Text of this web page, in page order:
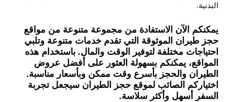
البدنية.
يمكنكم الآن الاستفادة من مجموعة متنوعة من مواقع
حجز طيران الموثوقة التي تقدم خدمات متنوعة وتلبي
احتياجات مختلفة لتوفير الوقت والمال. باستخدام هذه
المواقع، يمكنكم بسهولة العثور على أفضل عروض
الطيران والحجز بأسرع وقت ممكن وبأسعار مناسبة.
اختياركم الصائب لموقع حجز الطيران سيجعل تجربة
السفر أسهل وأكثر سلاسة.